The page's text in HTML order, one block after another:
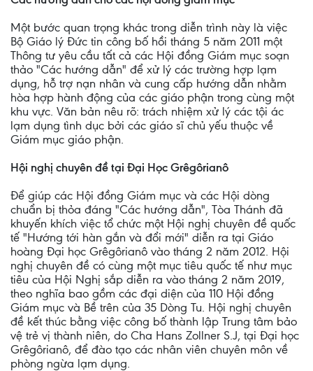
Một bước quan trọng khác trong diễn trình này là việc
Bộ Giáo lý Đức tin công bố hồi tháng 5 năm 2011 một
Thông tư yêu cầu tất cả các Hội đồng Giám mục soạn
thảo "Các hướng dẫn" để xử lý các trường hợp lạm
dụng, hỗ trợ nạn nhân và cung cấp hướng dẫn nhằm
hòa hợp hành động của các giáo phận trong cùng một
khu vực. Văn bản nêu rõ: trách nhiệm xử lý các tội ác
lạm dụng tình dục bởi các giáo sĩ chủ yếu thuộc về
Giám mục giáo phận.
Hội nghị chuyên đề tại Đại Học Grêgôrianô
Để giúp các Hội đồng Giám mục và các Hội dòng
chuẩn bị thỏa đáng "Các hướng dẫn", Tòa Thánh đã
khuyến khích việc tổ chức một Hội nghị chuyên đề quốc
tế "Hướng tới hàn gắn và đổi mới" diễn ra tại Giáo
hoàng Đại học Grêgôrianô vào tháng 2 năm 2012. Hội
nghị chuyên đề có cùng một mục tiêu quốc tế như mục
tiêu của Hội Nghị sắp diễn ra vào tháng 2 năm 2019,
theo nghĩa bao gồm các đại diện của 110 Hội đồng
Giám mục và Bề trên của 35 Dòng Tu. Hội nghị chuyên
đề kết thúc bằng việc công bố thành lập Trung tâm bảo
vệ trẻ vị thành niên, do Cha Hans Zollner S.J, tại Đại học
Grêgôrianô, để đào tạo các nhân viên chuyên môn về
phòng ngừa lạm dụng.